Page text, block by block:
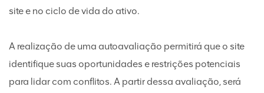
site e no ciclo de vida do ativo.
A realização de uma autoavaliação permitirá que o site
identifique suas oportunidades e restrições potenciais
para lidar com conflitos. A partir dessa avaliação, será